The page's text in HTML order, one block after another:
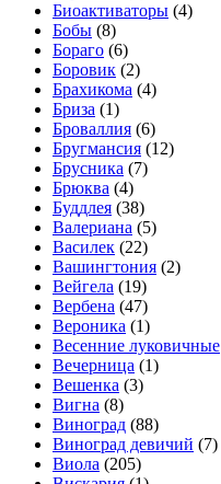
Биоактиваторы (4)
Бобы (8)
Бораго (6)
Боровик (2)
Брахикома (4)
Бриза (1)
Броваллия (6)
Бругмансия (12)
Брусника (7)
Брюква (4)
Буддлея (38)
Валериана (5)
Василек (22)
Вашингтония (2)
Вейгела (19)
Вербена (47)
Вероника (1)
Весенние луковичные
Вечерница (1)
Вешенка (3)
Вигна (8)
Виноград (88)
Виноград девичий (7)
Виола (205)